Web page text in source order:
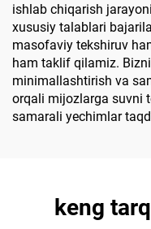
ishlab chiqarish
xususiy talablari
masofaviy tekshiruv
ham taklif qilamiz.
minimallashtirish va
orqali mijozlarga suvni
samarali yechimlar
keng